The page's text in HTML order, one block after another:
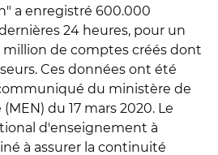
a enregistré 600.000
24 heures, pour un
million de comptes créés dont
Ces données ont été
du ministère de
du 17 mars 2020. Le
d'enseignement à
à assurer la continuité